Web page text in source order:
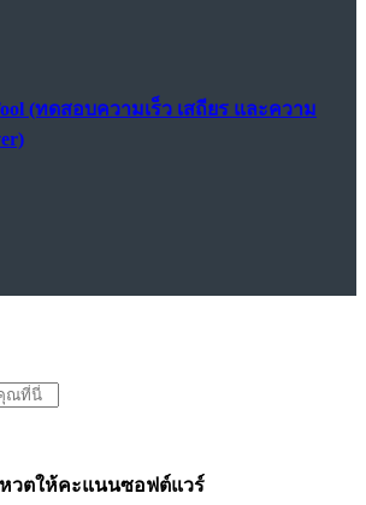
(ทดสอบความเร็ว เสถียร และความ
วตให้คะแนนซอฟต์แวร์